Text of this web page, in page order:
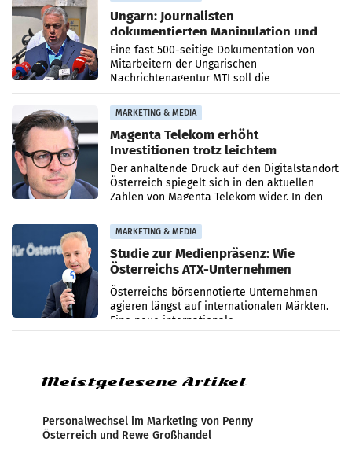
Ungarn: Journalisten
dokumentierten Manipulation und
Zensur
Eine fast 500-seitige Dokumentation von
Mitarbeitern der Ungarischen
Nachrichtenagentur MTI soll die
systematische Nachrichten-Manipulation und
Zensur bei der Agentur während der Zeit
MARKETING & MEDIA
Magenta Telekom erhöht
Investitionen trotz leichtem
Umsatzrückgang
Der anhaltende Druck auf den Digitalstandort
Österreich spiegelt sich in den aktuellen
Zahlen von Magenta Telekom wider. In den
ersten sechs Monaten des laufenden Jahres
verzeichnete
MARKETING & MEDIA
Studie zur Medienpräsenz: Wie
Österreichs ATX-Unternehmen
international wahrgenommen
werden
Österreichs börsennotierte Unternehmen
agieren längst auf internationalen Märkten.
Eine neue internationale
Medienresonanzanalyse untersucht die
Meistgelesene Artikel
Personalwechsel im Marketing von Penny
Österreich und Rewe Großhandel